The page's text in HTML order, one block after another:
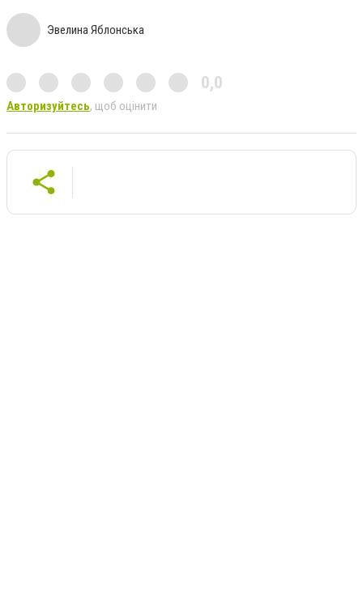
Эвелина Яблонська
0,0
Авторизуйтесь, щоб оцінити